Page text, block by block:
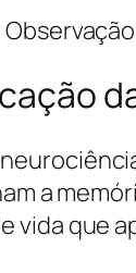
a
vida que